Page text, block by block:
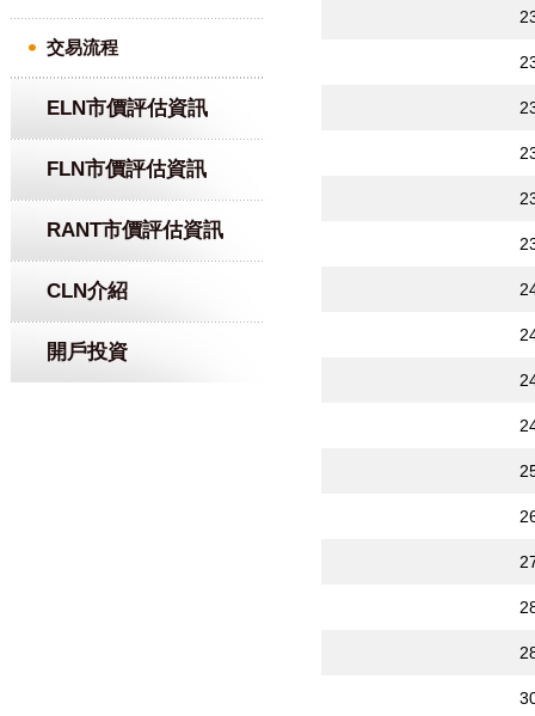
交易流程
ELN市價評估資訊
FLN市價評估資訊
RANT市價評估資訊
CLN介紹
開戶投資